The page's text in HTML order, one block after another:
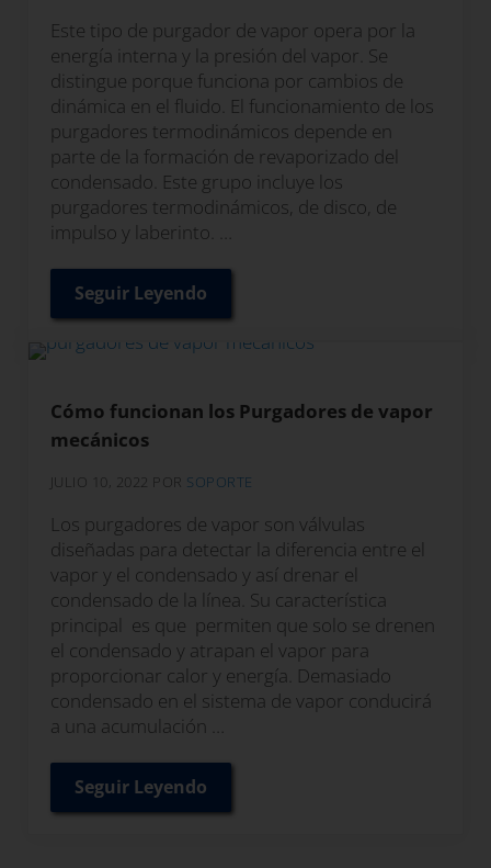
Este tipo de purgador de vapor opera por la
energía interna y la presión del vapor. Se
distingue porque funciona por cambios de
dinámica en el fluido. El funcionamiento de los
purgadores termodinámicos depende en
parte de la formación de revaporizado del
condensado. Este grupo incluye los
purgadores termodinámicos, de disco, de
impulso y laberinto. …
Seguir Leyendo¿Cómo funcionan los purgadores de
Cómo funcionan los Purgadores de vapor
mecánicos
JULIO 10, 2022 POR SOPORTE
Los purgadores de vapor son válvulas
diseñadas para detectar la diferencia entre el
vapor y el condensado y así drenar el
condensado de la línea. Su característica
principal es que permiten que solo se drenen
el condensado y atrapan el vapor para
proporcionar calor y energía. Demasiado
condensado en el sistema de vapor conducirá
a una acumulación …
Seguir LeyendoCómo funcionan los Purgadores de